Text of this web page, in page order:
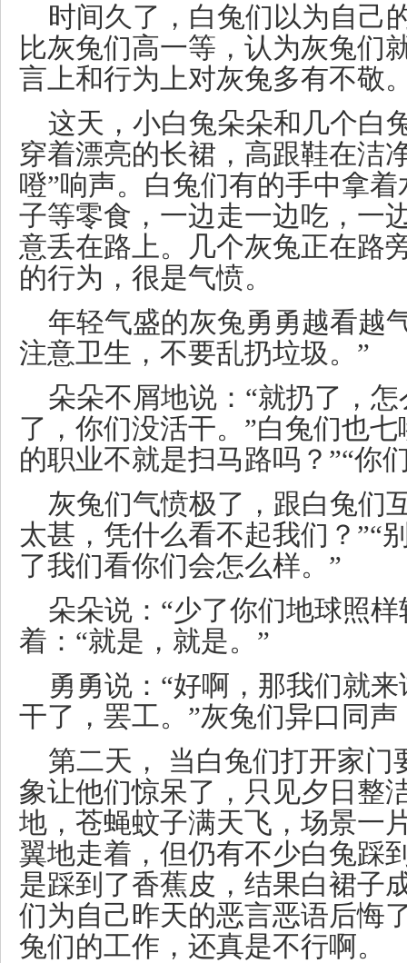
时间久了，白兔们以为自己
比灰兔们高一等，认为灰兔们
言上和行为上对灰兔多有不敬
这天，小白兔朵朵和几个白
穿着漂亮的长裙，高跟鞋在洁
噔”响声。白兔们有的手中拿
子等零食，一边走一边吃，一
意丢在路上。几个灰兔正在路
的行为，很是气愤。
年轻气盛的灰兔勇勇越看越
注意卫生，不要乱扔垃圾。”
朵朵不屑地说：“就扔了，
了，你们没活干。”白兔们也
的职业不就是扫马路吗？”“你
灰兔们气愤极了，跟白兔们
太甚，凭什么看不起我们？”“
了我们看你们会怎么样。”
朵朵说：“少了你们地球照
着：“就是，就是。”
勇勇说：“好啊，那我们就
干了，罢工。”灰兔们异口同
第二天， 当白兔们打开家门
象让他们惊呆了，只见夕日整
地，苍蝇蚊子满天飞，场景一
翼地走着，但仍有不少白兔踩
是踩到了香蕉皮，结果白裙子
们为自己昨天的恶言恶语后悔
兔们的工作，还真是不行啊。